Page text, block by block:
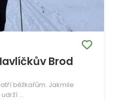
Brod
běžkařům. Jakmile
...